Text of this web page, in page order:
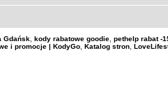
Gdańsk kody rabatowe goodie pethelp rabat -
i promocje | KodyGo Katalog stron